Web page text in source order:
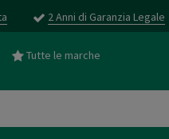
2 Anni di Garanzia Legale
Tutte le marche